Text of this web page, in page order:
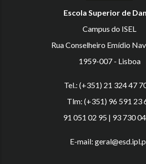
Escola Superior de
Campus do ISEL
Rua Conselheiro Emídio
1959-007 - Lisboa
Tel.: (+351) 21 324 47
Tlm: (+351) 96 591 23
91 051 02 95 | 93 730
E-mail: